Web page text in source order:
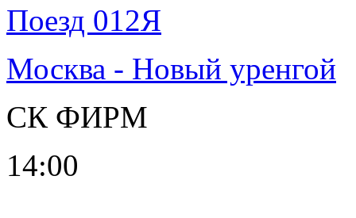
Поезд 012Я
Москва - Новый уренгой
СК ФИРМ
14:00